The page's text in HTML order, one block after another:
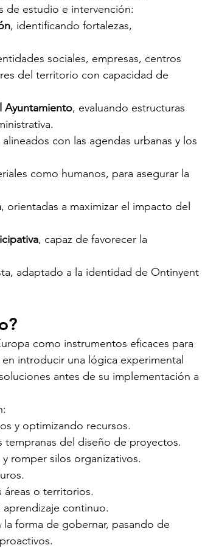
de estudio e intervención:
, identificando fortalezas,
sociales, empresas, centros
del territorio con capacidad de
Ayuntamiento, evaluando estructuras
alineados con las agendas urbanas y los
como humanos, para asegurar la
, orientadas a maximizar el impacto del
, capaz de favorecer la
adaptado a la identidad de Ontinyent
como instrumentos eficaces para
introducir una lógica experimental
antes de su implementación a
y optimizando recursos.
tempranas del diseño de proyectos.
romper silos organizativos.
o territorios.
continuo.
forma de gobernar, pasando de